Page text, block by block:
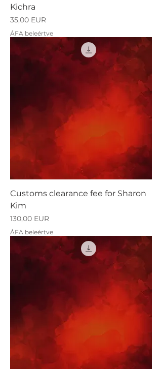
Kichra
Ár
35,00 EUR
ÁFA beleértve
Customs clearance fee for Sharon
Kim
Ár
130,00 EUR
ÁFA beleértve